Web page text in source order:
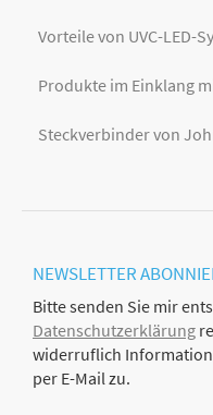
Vorteile von UVC-LED-
Produkte im Einklang
Steckverbinder von
NEWSLETTER
Bitte senden Sie mir
Datenschutzerklärung
widerruflich
per E-Mail zu.